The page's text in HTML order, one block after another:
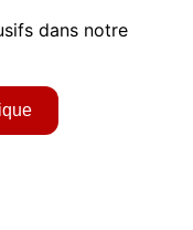
dans notre